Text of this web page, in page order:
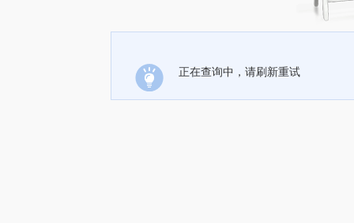
正在查询中，请刷新重试